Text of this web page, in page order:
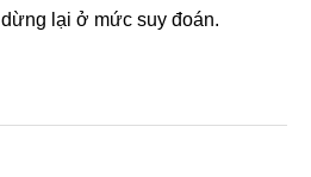
lại ở mức suy đoán.